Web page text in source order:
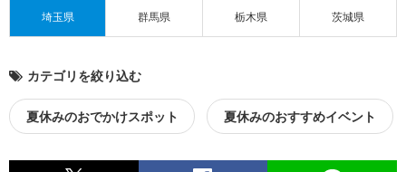
埼玉県 群馬県 栃木県 茨城県
カテゴリを絞り込む
夏休みのおでかけスポット 夏休みのおすすめイベント